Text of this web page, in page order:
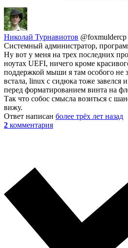
Николай Турнавиотов @foxmuldercp
Системный администратор,
Ну вот у меня на трех последних
ноутах UEFI, ничего кроме
поддержкой мыши я там особого не
встала, linux с сидюка тоже завелся
перед форматированием винта на
Так что собос смысла возиться с
вижу.
Ответ написан более трёх лет назад
2 комментария